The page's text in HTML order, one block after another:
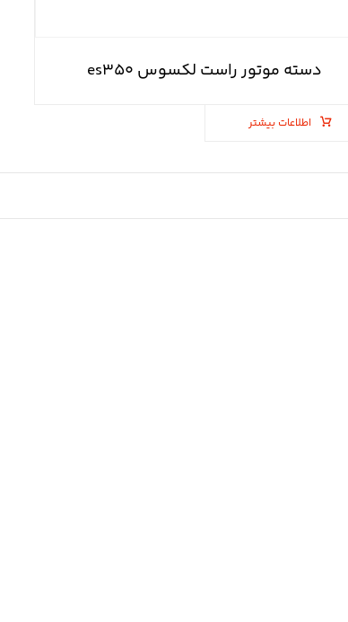
دسته موتور راست لکسوس es۳۵۰
اطلاعات بیشتر